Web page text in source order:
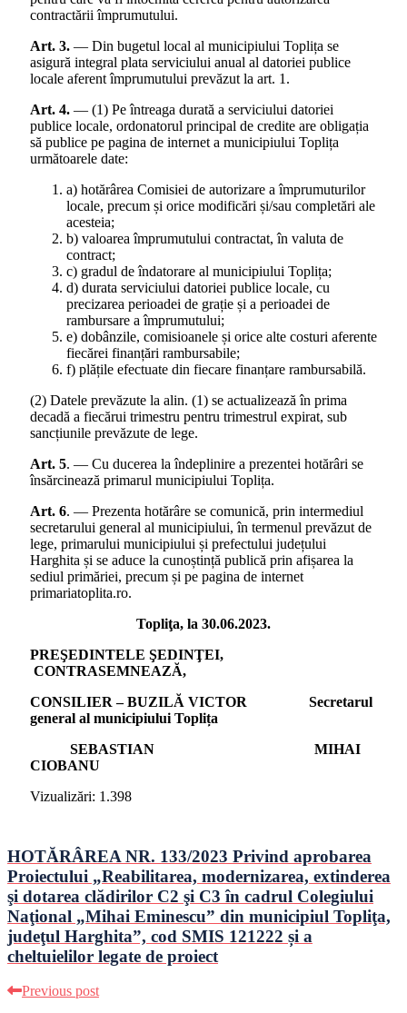
contractării împrumutului.
Art. 3. — Din bugetul local al municipiului Toplița se
asigură integral plata serviciului anual al datoriei publice
locale aferent împrumutului prevăzut la art. 1.
Art. 4. — (1) Pe întreaga durată a serviciului datoriei
publice locale, ordonatorul principal de credite are obligația
să publice pe pagina de internet a municipiului Toplița
următoarele date:
a) hotărârea Comisiei de autorizare a împrumuturilor
locale, precum și orice modificări și/sau completări ale
acesteia;
b) valoarea împrumutului contractat, în valuta de
contract;
c) gradul de îndatorare al municipiului Toplița;
d) durata serviciului datoriei publice locale, cu
precizarea perioadei de grație și a perioadei de
rambursare a împrumutului;
e) dobânzile, comisioanele și orice alte costuri aferente
fiecărei finanțări rambursabile;
f) plățile efectuate din fiecare finanțare rambursabilă.
(2) Datele prevăzute la alin. (1) se actualizează în prima
decadă a fiecărui trimestru pentru trimestrul expirat, sub
sancțiunile prevăzute de lege.
Art. 5. — Cu ducerea la îndeplinire a prezentei hotărâri se
însărcinează primarul municipiului Toplița.
Art. 6. — Prezenta hotărâre se comunică, prin intermediul
secretarului general al municipiului, în termenul prevăzut de
lege, primarului municipiului și prefectului județului
Harghita și se aduce la cunoștință publică prin afișarea la
sediul primăriei, precum și pe pagina de internet
primariatoplita.ro.
Topliţa, la 30.06.2023.
PREŞEDINTELE ŞEDINŢEI,
CONTRASEMNEAZĂ,
CONSILIER – BUZILĂ VICTOR
Secretarul
general al municipiului Toplița
SEBASTIAN MIHAI
CIOBANU
Vizualizări: 1.398
HOTĂRÂREA NR. 133/2023 Privind aprobarea
Proiectului „Reabilitarea, modernizarea, extinderea
şi dotarea clădirilor C2 şi C3 în cadrul Colegiului
Naţional „Mihai Eminescu” din municipiul Topliţa,
judeţul Harghita”, cod SMIS 121222 și a
cheltuielilor legate de proiect
Previous post